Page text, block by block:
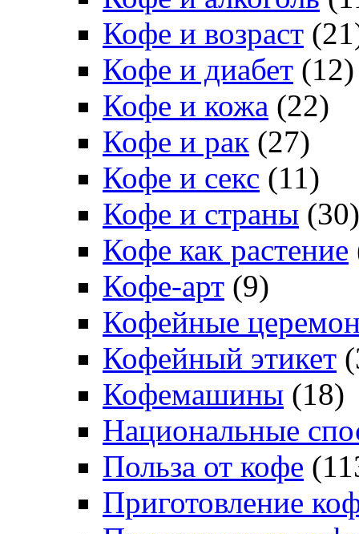
Кофе и возраст
Кофе и диабет (12)
Кофе и кожа (22)
Кофе и рак (27)
Кофе и секс (11)
Кофе и страны (30)
Кофе как растение
Кофе-арт (9)
Кофейные
Кофейный этикет
Кофемашины (18)
Национальные
Польза от кофе
Приготовление